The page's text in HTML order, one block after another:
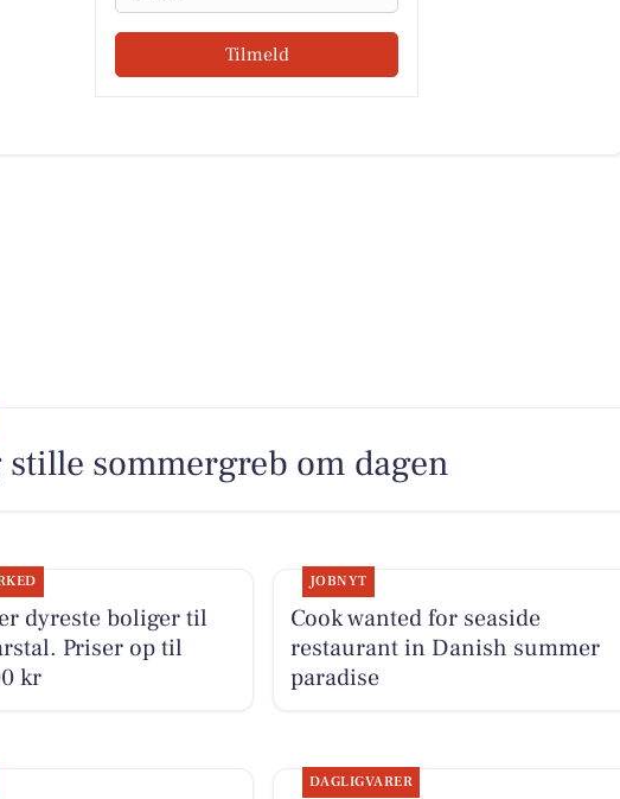
Tilmeld
stille sommergreb om dagen
dyreste boliger til
Priser op til
kr
JOBNYT
Cook wanted for seaside
restaurant in Danish summer
paradise
DAGLIGVARER